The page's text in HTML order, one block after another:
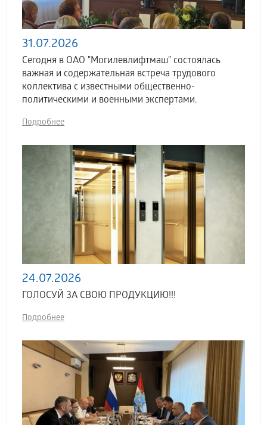
31.07.2026
Сегодня в ОАО "Могилевлифтмаш" состоялась
важная и содержательная встреча трудового
коллектива с известными общественно-
политическими и военными экспертами.
Подробнее
24.07.2026
ГОЛОСУЙ ЗА СВОЮ ПРОДУКЦИЮ!!!
Подробнее